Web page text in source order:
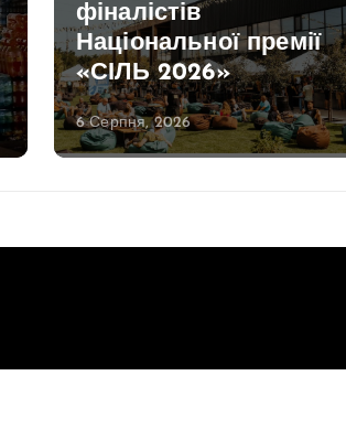
фіналістів
Національної премії
«СІЛЬ 2026»
6 Серпня, 2026